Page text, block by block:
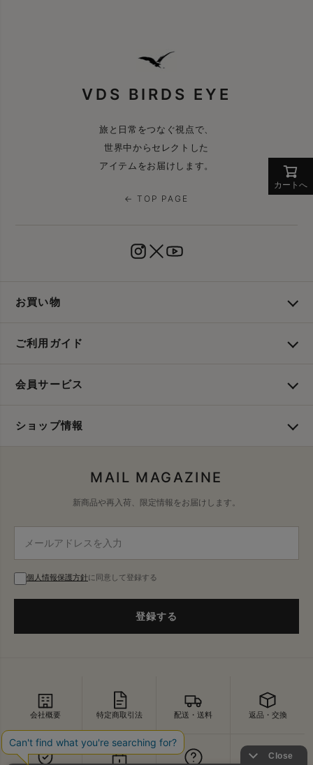
カートへ
VDS BIRDS EYE
旅と日常をつなぐ視点で、
世界中からセレクトした
アイテムをお届けします。
← TOP PAGE
お買い物
ご利用ガイド
会員サービス
ショップ情報
MAIL MAGAZINE
新商品や再入荷、限定情報をお届けします。
個人情報保護方針に同意して登録する
登録する
会社概要 特定商取引法 配送・送料 返品・交換